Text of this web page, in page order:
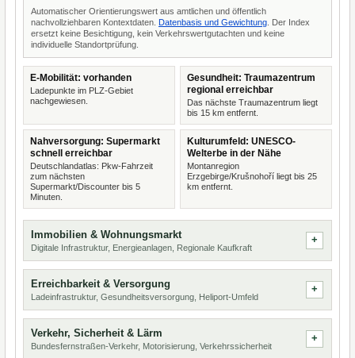
Automatischer Orientierungswert aus amtlichen und öffentlich
nachvollziehbaren Kontextdaten. Datenbasis und Gewichtung . Der Index
ersetzt keine Besichtigung, kein Verkehrswertgutachten und keine
individuelle Standortprüfung.
E-Mobilität: vorhanden
Ladepunkte im PLZ-Gebiet
nachgewiesen.
Gesundheit: Traumazentrum
regional erreichbar
Das nächste Traumazentrum liegt
bis 15 km entfernt.
Nahversorgung: Supermarkt
schnell erreichbar
Deutschlandatlas: Pkw-Fahrzeit
zum nächsten
Supermarkt/Discounter bis 5
Minuten.
Kulturumfeld: UNESCO-
Welterbe in der Nähe
Montanregion
Erzgebirge/Krušnohoří liegt bis 25
km entfernt.
Immobilien & Wohnungsmarkt
Digitale Infrastruktur, Energieanlagen, Regionale Kaufkraft
Erreichbarkeit & Versorgung
Ladeinfrastruktur, Gesundheitsversorgung, Heliport-Umfeld
Verkehr, Sicherheit & Lärm
Bundesfernstraßen-Verkehr, Motorisierung, Verkehrssicherheit